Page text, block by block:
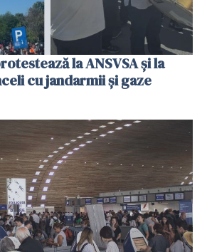
la ANSVSA și la
cu jandarmii și gaze